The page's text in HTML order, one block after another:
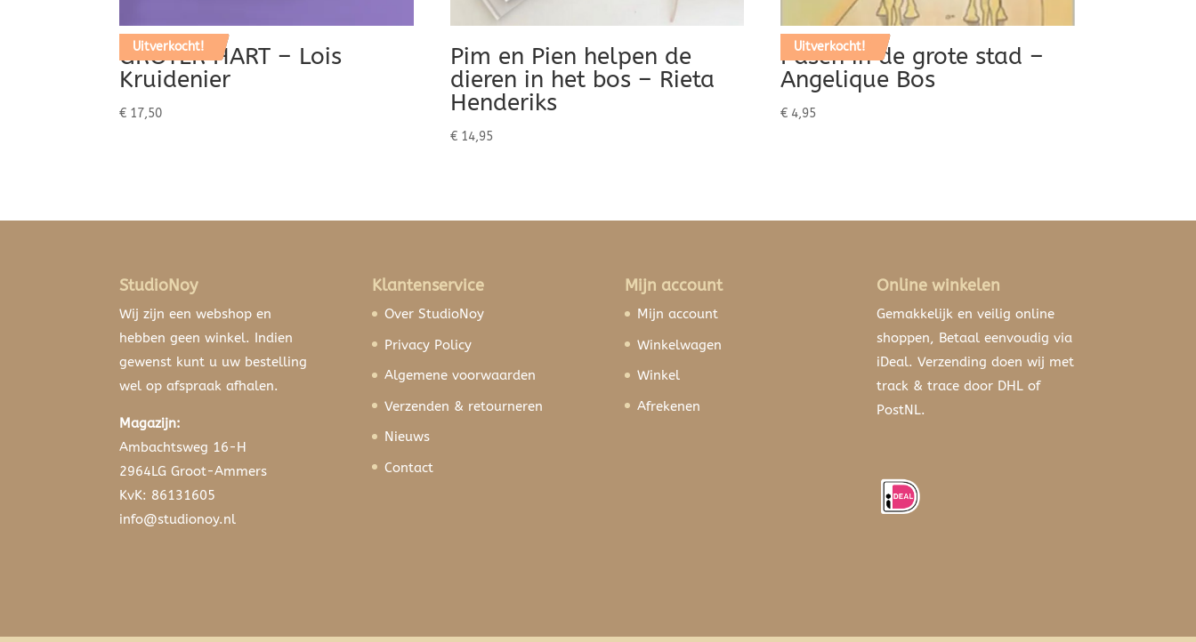
Uitverkocht!
GROTER HART – Lois
Kruidenier
€ 17,50
Pim en Pien helpen de
dieren in het bos – Rieta
Henderiks
€14,95
Uitverkocht!
Pasen in de grote stad –
Angelique Bos
€ 4,95
StudioNoy
Wij zijn een webshop en
hebben geen winkel. Indien
gewenst kunt u uw bestelling
wel op afspraak afhalen.
Magazijn:
Ambachtsweg 16-H
2964LG Groot-Ammers
KvK: 86131605
info@studionoy.nl
Klantenservice
Over StudioNoy
Privacy Policy
Algemene voorwaarden
Verzenden & retourneren
Nieuws
Contact
Mijn account
Mijn account
Winkelwagen
Winkel
Afrekenen
Online winkelen
Gemakkelijk en veilig online
shoppen, Betaal eenvoudig via
iDeal. Verzending doen wij met
track & trace door DHL of
PostNL.